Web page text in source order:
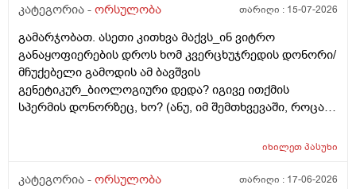
თუ ხელოვნური განაყოფიერების ცენტრებში მომუშავე
რამდენად გავრცელებულია საქართველოში?
კატეგორია - ორსულობა თარიღი : 15-07-2026
გამარჯობათ. ასეთი კითხვა მაქვს_ინ ვიტრო
განაყოფიერების დროს ხომ კვერცხუჯრედის დონორი/
მჩუქებელი გამოდის ამ ბავშვის
გენეტიკურ_ბიოლოგიური დედა? იგივე ითქმის
სპერმის დონორზეც, ხო? (ანუ, იმ შემთხვევაში, როცა
წყვილი) და კიდევ_თუ მედიცინა აბორტს ჩასახული
როცა ლაბორატორიაში, სინჯარაში
იხილეთპასუხი
კატეგორია - ორსულობა თარიღი : 17-06-2026